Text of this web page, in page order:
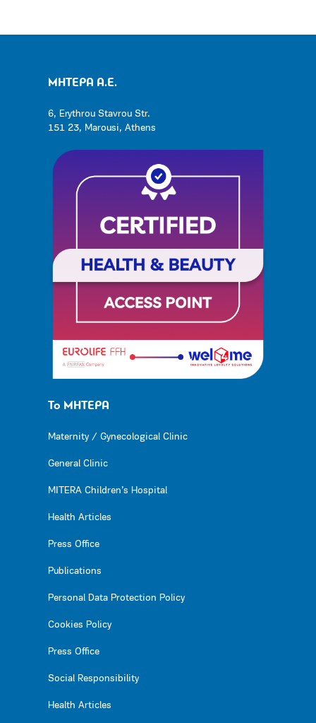
ΜΗΤΕΡΑ Α.Ε.
6, Erythrou Stavrou Str.
151 23, Marousi, Athens
Το ΜΗΤΕΡΑ
Maternity / Gynecological Clinic
General Clinic
MITERA Children’s Hospital
Health Articles
Press Office
Publications
Personal Data Protection Policy
Cookies Policy
Press Office
Social Responsibility
Health Articles